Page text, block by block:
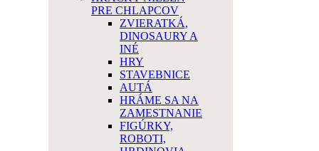
PRE CHLAPCOV
ZVIERATKÁ,
DINOSAURY A
INÉ
HRY
STAVEBNICE
AUTÁ
HRÁME SA NA
ZAMESTNANIE
FIGÚRKY,
ROBOTI,